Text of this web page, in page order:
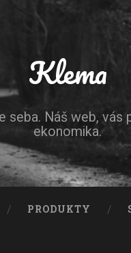
Klema
Náš web,
ekonomika.
PRODUKTY